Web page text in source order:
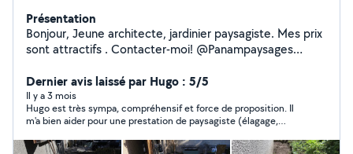
Présentation
Bonjour, Jeune architecte, jardinier paysagiste. Mes prix
sont attractifs . Contacter-moi! @Panampaysages
Dernier avis laissé par Hugo : 5/5
Il y a 3 mois
Hugo est très sympa, compréhensif et force de proposition. Il
m'a bien aider pour une prestation de paysagiste (élagage,